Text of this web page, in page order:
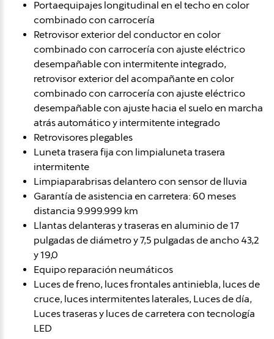
Portaequipajes longitudinal en el techo en color
combinado con carrocería
Retrovisor exterior del conductor en color
combinado con carrocería con ajuste eléctrico
desempañable con intermitente integrado,
retrovisor exterior del acompañante en color
combinado con carrocería con ajuste eléctrico
desempañable con ajuste hacia el suelo en marcha
atrás automático y intermitente integrado
Retrovisores plegables
Luneta trasera fija con limpialuneta trasera
intermitente
Limpiaparabrisas delantero con sensor de lluvia
Garantía de asistencia en carretera: 60 meses
distancia 9.999.999 km
Llantas delanteras y traseras en aluminio de 17
pulgadas de diámetro y 7,5 pulgadas de ancho 43,2
y 19,0
Equipo reparación neumáticos
Luces de freno, luces frontales antiniebla, luces de
cruce, luces intermitentes laterales, Luces de día,
Luces traseras y luces de carretera con tecnología
LED